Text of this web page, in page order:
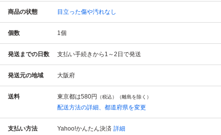
商品の状態 目立った傷や汚れなし
個数 1個
発送までの日数 支払い手続きから1～2日で発送
発送元の地域 大阪府
送料 東京都は580円 （税込）（離島を除く）
配送方法の詳細、都道府県を変更
支払い方法 Yahoo!かんたん決済 詳細